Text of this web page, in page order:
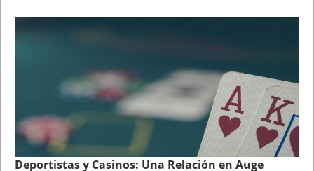
Deportistas y Casinos: Una Relación en Auge